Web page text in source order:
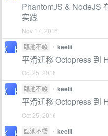
PhantomJS & NodeJS
实践
Nov 17, 2016
臨池不輟
• keelii
平滑迁移 Octopress 到
Oct 25, 2016
臨池不輟
• keelii
平滑迁移 Octopress 到
Oct 25, 2016
臨池不輟
• keelii